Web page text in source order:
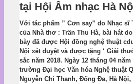
tại Hội Âm nhạc Hà
Với tác phẩm ” Cơn say” do Nhạc
của Nhà thơ : Trần Thu Hà, bài hát
bày đã được Hội đồng nghệ thuật
Nội xét duyệt và được tặng ‘ Giải
sắc năm 2018. Ngày 12 tháng 04
trường Đại học Văn hóa Nghệ thuật
Nguyễn Chí Thanh, Đống Đa, Hà